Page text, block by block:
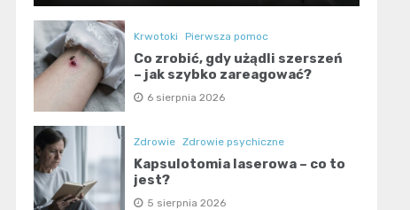
Krwotoki Pierwsza pomoc
Co zrobić, gdy użądli szerszeń
– jak szybko zareagować?
6 sierpnia 2026
Zdrowie Zdrowie psychiczne
Kapsulotomia laserowa – co to
jest?
5 sierpnia 2026